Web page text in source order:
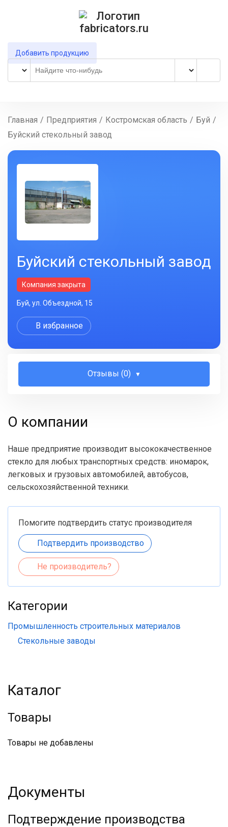
Добавить продукцию
Главная / Предприятия / Костромская область / Буй /
Буйский стекольный завод
Буйский стекольный завод
Компания закрыта
Буй, ул. Объездной, 15
В избранное
Отзывы (0)
О компании
Наше предприятие производит высококачественное
стекло для любых транспортных средств: иномарок,
легковых и грузовых автомобилей, автобусов,
сельскохозяйственной техники.
Помогите подтвердить статус производителя
Подтвердить производство
Не производитель?
Категории
Промышленность строительных материалов
Стекольные заводы
Каталог
Товары
Товары не добавлены
Документы
Подтверждение производства